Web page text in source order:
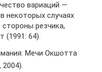
вариаций —
некоторых случаях
резчика,
(1991: 64).
Мечи Окшотта
2004).